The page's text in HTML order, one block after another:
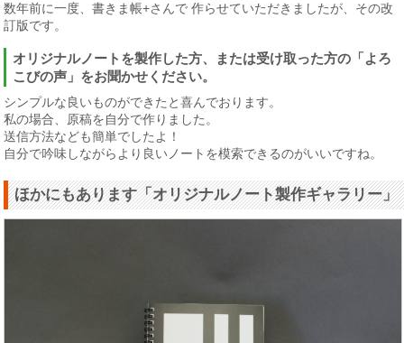
数年前に一度、書きま帳+さんで 作らせていただきましたが、その改
訂版です。
オリジナルノートを製作した方、または受け取った方の「よろ
こびの声」をお聞かせください。
シンプルな良いものができたと喜んでおります。
私の場合、原稿を自分で作りました。
送信方法なども簡単でしたよ！
自分で吟味しながらより良いノートを模索できるのがいいですね。
ほかにもあります「オリジナルノート製作ギャラリー」